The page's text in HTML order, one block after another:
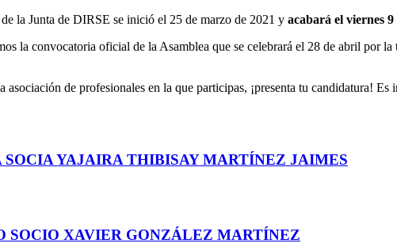
la Junta de DIRSE se inició el 25 de marzo de 2021 y acabará el viernes
la convocatoria oficial de la Asamblea que se celebrará el 28 de abril por
de profesionales en la que participas, ¡presenta tu candidatura!
SOCIA YAJAIRA THIBISAY MARTÍNEZ JAIMES
SOCIO XAVIER GONZÁLEZ MARTÍNEZ